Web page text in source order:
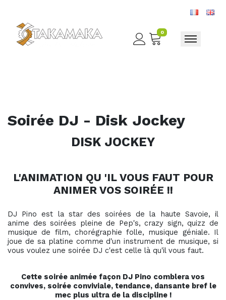
0
Toggle
Soirée DJ - Disk Jockey
DISK JOCKEY
L'ANIMATION QU 'IL VOUS FAUT POUR
ANIMER VOS SOIRÉE !!
DJ Pino est la star des soirées de la haute Savoie, il
anime des soirées pleine de Pep's, crazy sign, quizz de
musique de film, chorégraphie folle, musique géniale. Il
joue de sa platine comme d'un instrument de musique, si
vous voulez une soirée DJ c'est celle là qu'il vous faut.
Cette soirée animée façon DJ Pino comblera vos
convives, soirée conviviale, tendance, dansante bref le
mec plus ultra de la discipline !